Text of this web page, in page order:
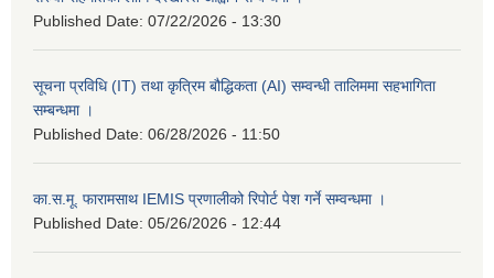
Published Date: 07/22/2026 - 13:30
सूचना प्रविधि (IT) तथा कृत्रिम बौद्धिकता (AI) सम्वन्धी तालिममा सहभागिता
सम्बन्धमा ।
Published Date: 06/28/2026 - 11:50
का.स.मू. फारामसाथ IEMIS प्रणालीको रिपोर्ट पेश गर्ने सम्वन्धमा ।
Published Date: 05/26/2026 - 12:44